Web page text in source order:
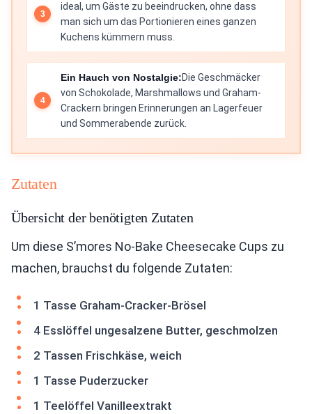
ideal, um Gäste zu beeindrucken, ohne dass
man sich um das Portionieren eines ganzen
Kuchens kümmern muss.
Ein Hauch von Nostalgie:Die Geschmäcker
von Schokolade, Marshmallows und Graham-
Crackern bringen Erinnerungen an Lagerfeuer
und Sommerabende zurück.
Zutaten
Übersicht der benötigten Zutaten
Um diese S’mores No-Bake Cheesecake Cups zu
machen, brauchst du folgende Zutaten:
1 Tasse Graham-Cracker-Brösel
4 Esslöffel ungesalzene Butter, geschmolzen
2 Tassen Frischkäse, weich
1 Tasse Puderzucker
1 Teelöffel Vanilleextrakt